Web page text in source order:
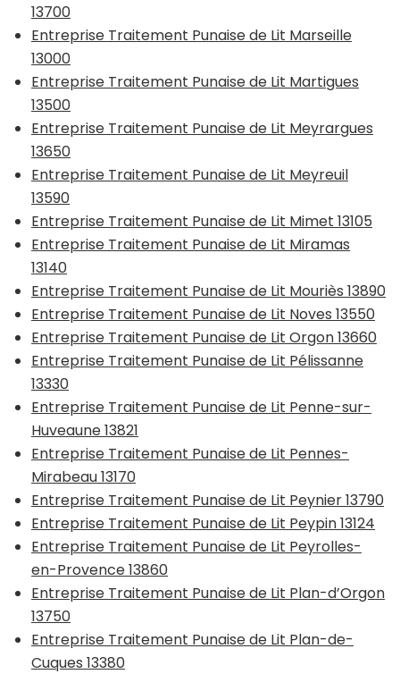
13700
Entreprise Traitement Punaise de Lit Marseille
13000
Entreprise Traitement Punaise de Lit Martigues
13500
Entreprise Traitement Punaise de Lit Meyrargues
13650
Entreprise Traitement Punaise de Lit Meyreuil
13590
Entreprise Traitement Punaise de Lit Mimet 13105
Entreprise Traitement Punaise de Lit Miramas
13140
Entreprise Traitement Punaise de Lit Mouriès 13890
Entreprise Traitement Punaise de Lit Noves 13550
Entreprise Traitement Punaise de Lit Orgon 13660
Entreprise Traitement Punaise de Lit Pélissanne
13330
Entreprise Traitement Punaise de Lit Penne-sur-
Huveaune 13821
Entreprise Traitement Punaise de Lit Pennes-
Mirabeau 13170
Entreprise Traitement Punaise de Lit Peynier 13790
Entreprise Traitement Punaise de Lit Peypin 13124
Entreprise Traitement Punaise de Lit Peyrolles-
en-Provence 13860
Entreprise Traitement Punaise de Lit Plan-d’Orgon
13750
Entreprise Traitement Punaise de Lit Plan-de-
Cuques 13380